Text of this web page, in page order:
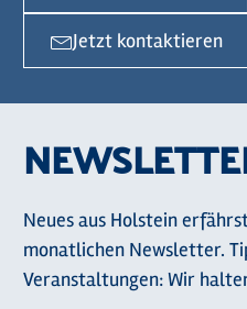
Jetzt kontaktieren
Neues aus Holstein
monatlichen Newsletter.
Veranstaltungen: Wir